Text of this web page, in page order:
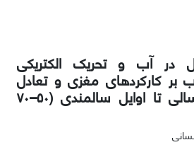
در آب و تحریک الکتریکی
بر کارکردهای مغزی و تعادل
زنان در اواخر میانسالی تا اوایل سالمندی (۵۰–۷۰